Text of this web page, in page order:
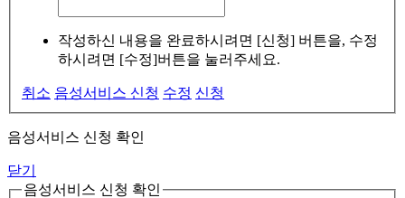
작성하신 내용을 완료하시려면 [신청] 버튼을, 수정
하시려면 [수정]버튼을 눌러주세요.
취소 음성서비스 신청 수정 신청
음성서비스 신청 확인
닫기
음성서비스 신청 확인